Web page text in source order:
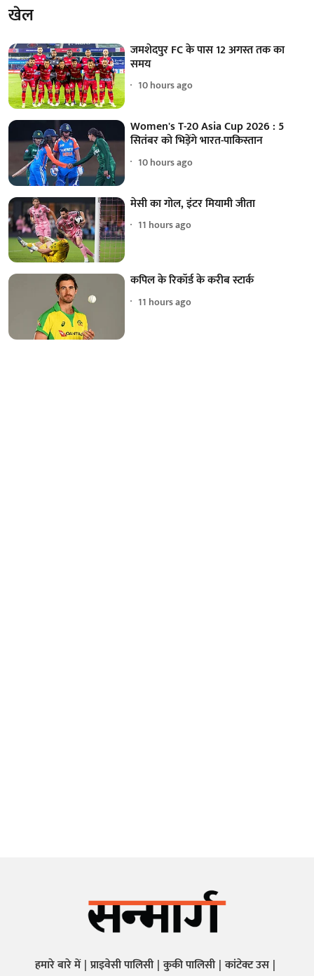
खेल
जमशेदपुर FC के पास 12 अगस्त तक का
समय
10 hours ago
Women's T-20 Asia Cup 2026 : 5
सितंबर को भिड़ेंगे भारत-पाकिस्तान
10 hours ago
मेसी का गोल, इंटर मियामी जीता
11 hours ago
कपिल के रिकॉर्ड के करीब स्टार्क
11 hours ago
हमारे बारे में प्राइवेसी पालिसी कुकी पालिसी कांटेक्ट उस